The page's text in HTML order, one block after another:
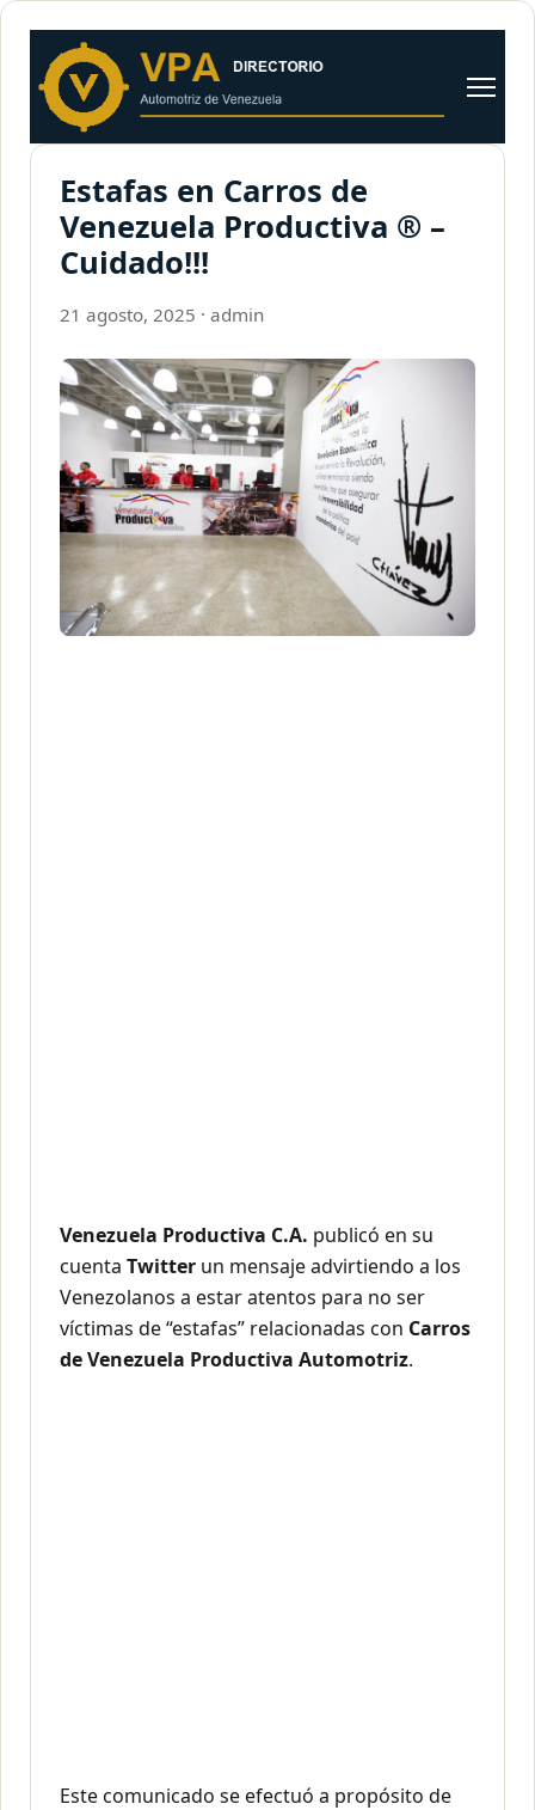
al
contenido
Abrir
Estafas en Carros de
Venezuela Productiva ® –
Cuidado!!!
21 agosto, 2025 · admin
Venezuela Productiva C.A. publicó en su
cuenta Twitter un mensaje advirtiendo a los
Venezolanos a estar atentos para no ser
víctimas de “estafas” relacionadas con Carros
de Venezuela Productiva Automotriz.
Este comunicado se efectuó a propósito de